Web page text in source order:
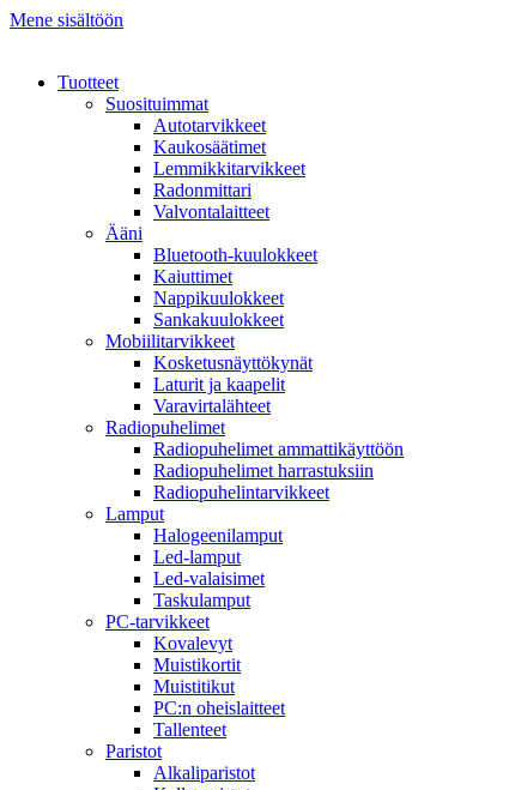
Mene sisältöön
Tuotteet
Suosituimmat
Autotarvikkeet
Kaukosäätimet
Lemmikkitarvikkeet
Radonmittari
Valvontalaitteet
Ääni
Bluetooth-kuulokkeet
Kaiuttimet
Nappikuulokkeet
Sankakuulokkeet
Mobiilitarvikkeet
Kosketusnäyttökynät
Laturit ja kaapelit
Varavirtalähteet
Radiopuhelimet
Radiopuhelimet ammattikäyttöön
Radiopuhelimet harrastuksiin
Radiopuhelintarvikkeet
Lamput
Halogeenilamput
Led-lamput
Led-valaisimet
Taskulamput
PC-tarvikkeet
Kovalevyt
Muistikortit
Muistitikut
PC:n oheislaitteet
Tallenteet
Paristot
Alkaliparistot